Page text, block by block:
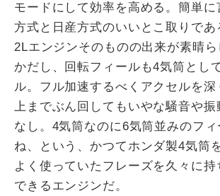
モードにして効率を高める。簡単に
方式と日産方式のいいとこ取りであ
2Lエンジンそのものの出来が素晴
かだし、回転フィールも4気筒とし
ル。フル加速するべくアクセルを深
上までぶん回してもいやな騒音や振
なし。4気筒なのに6気筒並みのフィ
ね、という、かつてホンダ製4気筒
よく使っていたフレーズを久々に
できるエンジンだ。